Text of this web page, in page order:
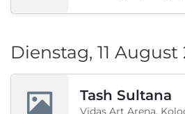
Dienstag, 11 August
Tash Sultana